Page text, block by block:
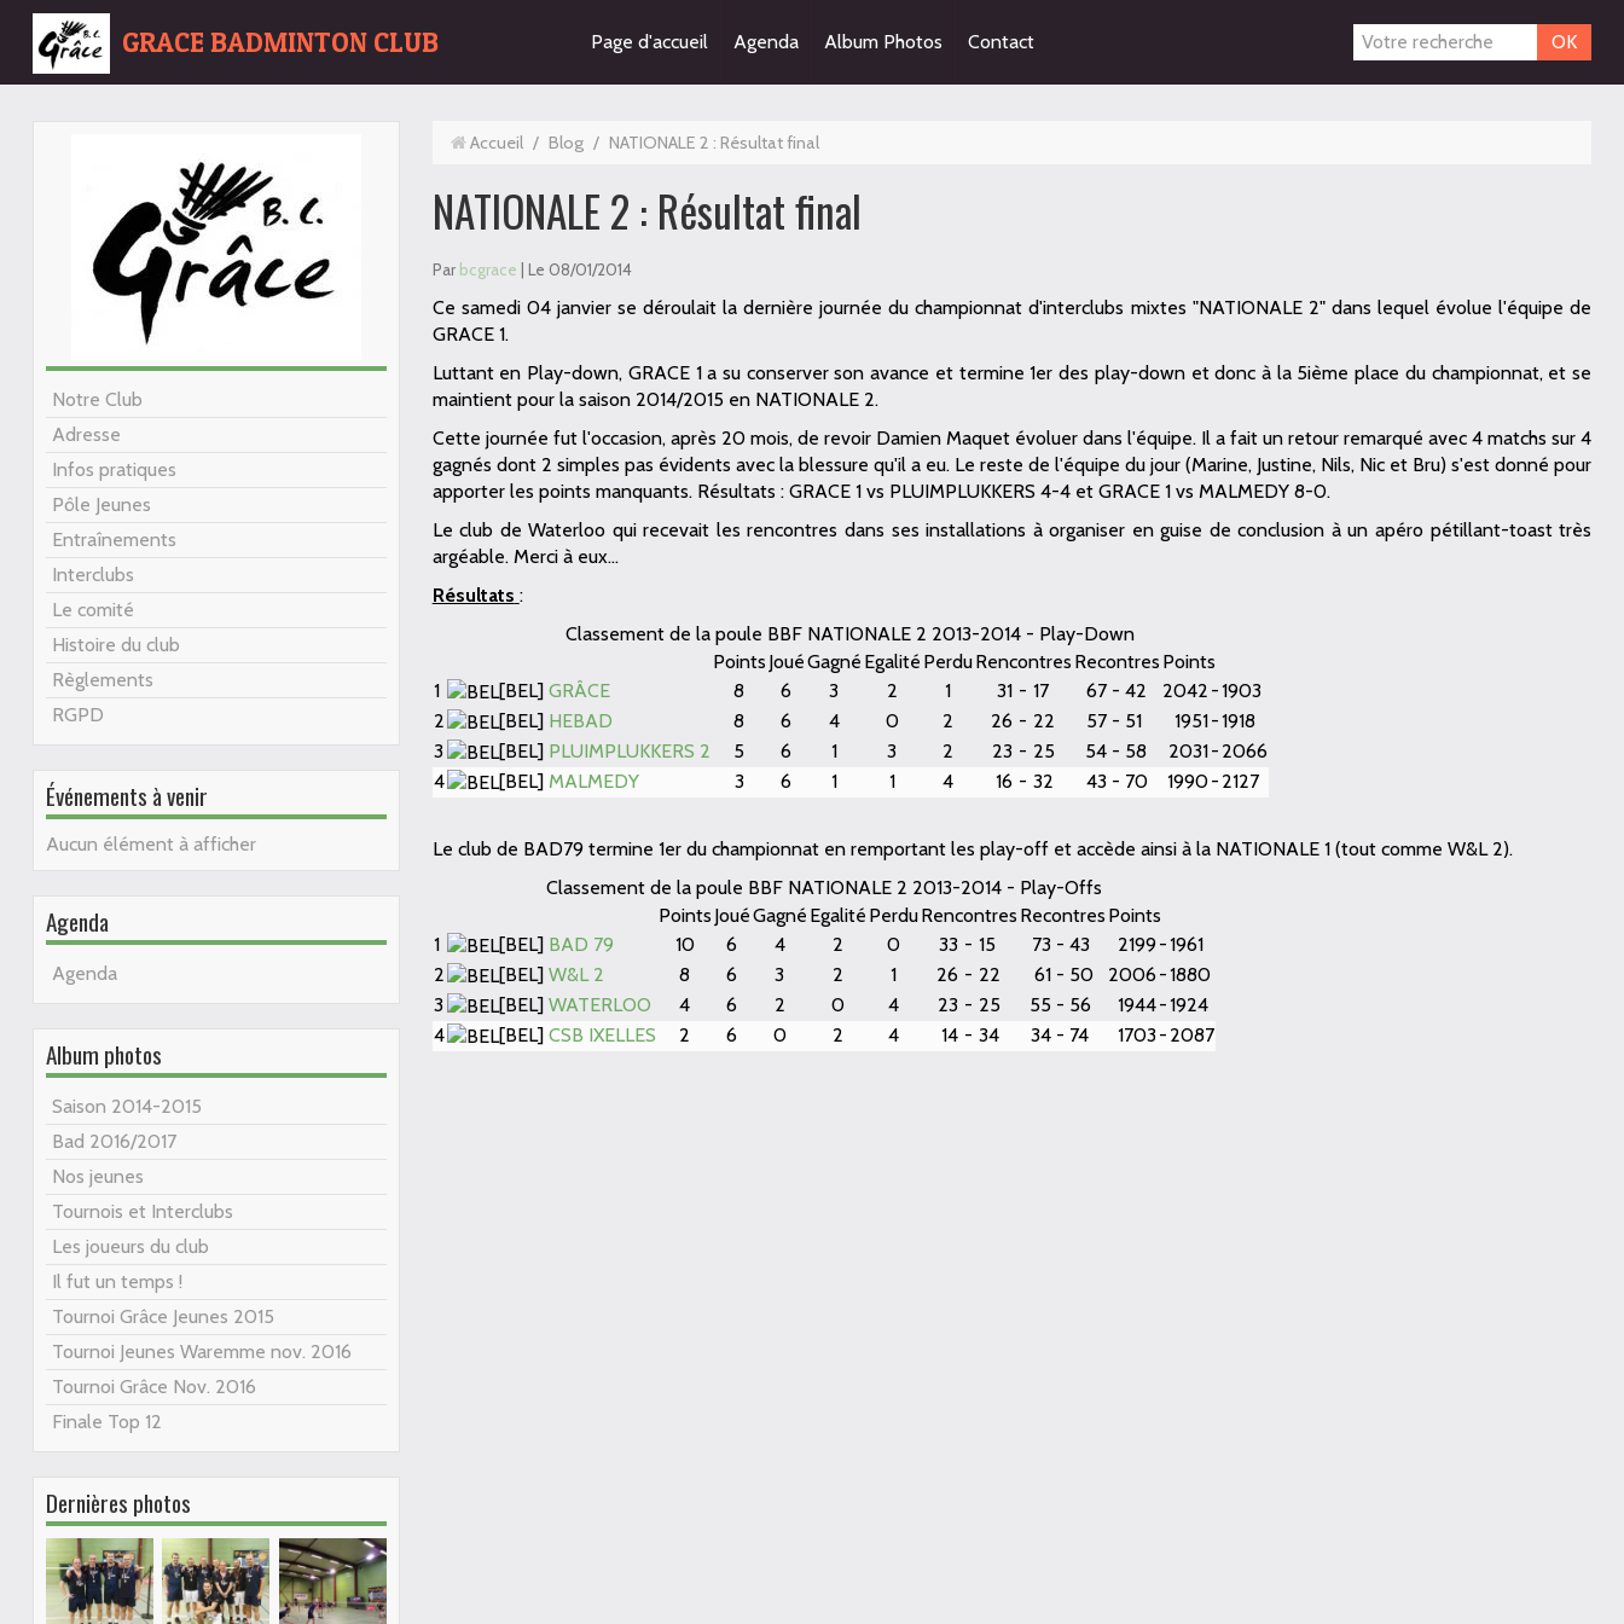
GRACE BADMINTON CLUB OK
Page d'accueil Agenda Album Photos Contact
Notre Club
Adresse
Infos pratiques
Pôle Jeunes
Entraînements
Interclubs
Le comité
Histoire du club
Règlements
RGPD
Événements à venir
Aucun élément à afficher
Agenda
Agenda
Album photos
Saison 2014-2015
Bad 2016/2017
Nos jeunes
Tournois et Interclubs
Les joueurs du club
Il fut un temps !
Tournoi Grâce Jeunes 2015
Tournoi Jeunes Waremme nov. 2016
Tournoi Grâce Nov. 2016
Finale Top 12
Dernières photos
Accueil / Blog / NATIONALE 2 : Résultat final
NATIONALE 2 : Résultat final
Par bcgrace | Le 08/01/2014
Ce samedi 04 janvier se déroulait la dernière journée du championnat d'interclubs mixtes "NATIONALE 2" dans lequel évolue l'équipe de
GRACE 1.
Luttant en Play-down, GRACE 1 a su conserver son avance et termine 1er des play-down et donc à la 5ième place du championnat, et se
maintient pour la saison 2014/2015 en NATIONALE 2.
Cette journée fut l'occasion, après 20 mois, de revoir Damien Maquet évoluer dans l'équipe. Il a fait un retour remarqué avec 4 matchs sur 4
gagnés dont 2 simples pas évidents avec la blessure qu'il a eu. Le reste de l'équipe du jour (Marine, Justine, Nils, Nic et Bru) s'est donné pour
apporter les points manquants. Résultats : GRACE 1 vs PLUIMPLUKKERS 4-4 et GRACE 1 vs MALMEDY 8-0.
Le club de Waterloo qui recevait les rencontres dans ses installations à organiser en guise de conclusion à un apéro pétillant-toast très
argéable. Merci à eux...
Résultats :
Classement de la poule BBF NATIONALE 2 2013-2014 - Play-Down
Points JouéGagné Egalité PerduRencontres Recontres Points
1
[BEL] GRÂCE 8 6 3 2 1 31 - 17 67 - 42 2042 -1903
2
[BEL] HEBAD 8 6 4 0 2 26 - 22 57 - 51 1951-1918
3
[BEL] PLUIMPLUKKERS 2 5 6 1 3 2 23 - 25 54 - 58 2031- 2066
4
[BEL] MALMEDY 3 6 1 1 4 16 - 32 43 - 70 1990- 2127
Le club de BAD79 termine 1er du championnat en remportant les play-off et accède ainsi à la NATIONALE 1 (tout comme W&L 2).
Classement de la poule BBF NATIONALE 2 2013-2014 - Play-Offs
Points JouéGagné Egalité PerduRencontres Recontres Points
1
[BEL] BAD 79 10 6 4 2 0 33 - 15 73 - 43 2199-1961
2
[BEL] W&L 2 8 6 3 2 1 26 - 22 61 - 50 2006-1880
3
[BEL] WATERLOO 4 6 2 0 4 23 - 25 55 - 56 1944-1924
4
[BEL] CSB IXELLES 2 6 0 2 4 14 - 34 34 - 74 1703- 2087